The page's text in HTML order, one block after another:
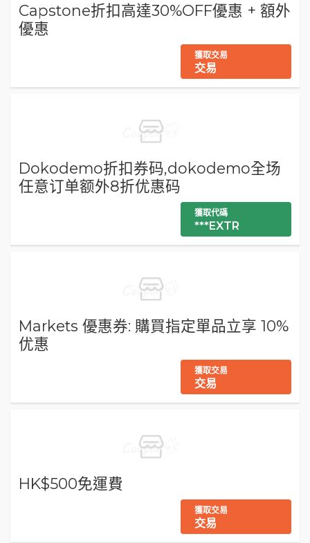
Capstone折扣高達30%OFF優惠 + 額外
優惠
獲取交易
交易
Dokodemo折扣券码,dokodemo全场
任意订单额外8折优惠码
獲取代碼
***EXTR
Markets 優惠券: 購買指定單品立享 10%
优惠
獲取交易
交易
HK$500免運費
獲取交易
交易